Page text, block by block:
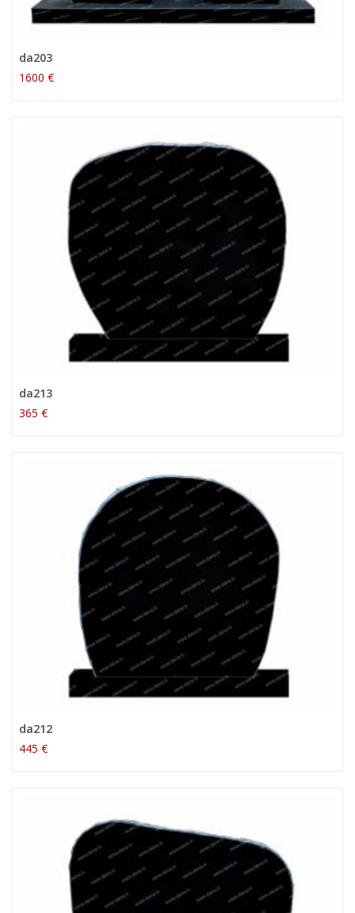
da203
1600 €
da213
365 €
da212
445 €